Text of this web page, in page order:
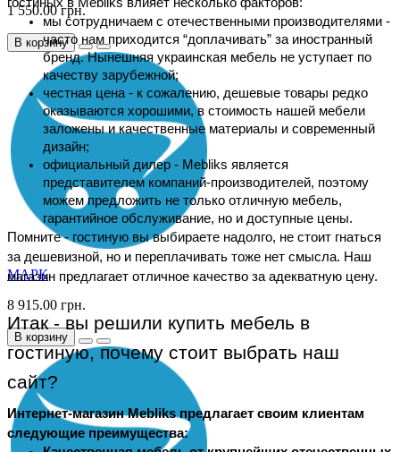
мы сотрудничаем с отечественными производителями -
часто нам приходится “доплачивать” за иностранный
бренд. Нынешняя украинская мебель не уступает по
качеству зарубежной;
честная цена - к сожалению, дешевые товары редко
оказываются хорошими, в стоимость нашей мебели
заложены и качественные материалы и современный
дизайн;
официальный дилер - Mebliks является
представителем компаний-производителей, поэтому
можем предложить не только отличную мебель,
гарантийное обслуживание, но и доступные цены.
Помните - гостиную вы выбираете надолго, не стоит гнаться
за дешевизной, но и переплачивать тоже нет смысла. Наш
магазин предлагает отличное качество за адекватную цену.
Итак - вы решили купить мебель в
гостиную, почему стоит выбрать наш
сайт?
Интернет-магазин Mebliks предлагает своим клиентам
следующие преимущества:
1 550.00 грн.
В корзину
МАРК
8 915.00 грн.
В корзину